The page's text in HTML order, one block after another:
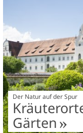
Der Natur auf der Spur
Gärten